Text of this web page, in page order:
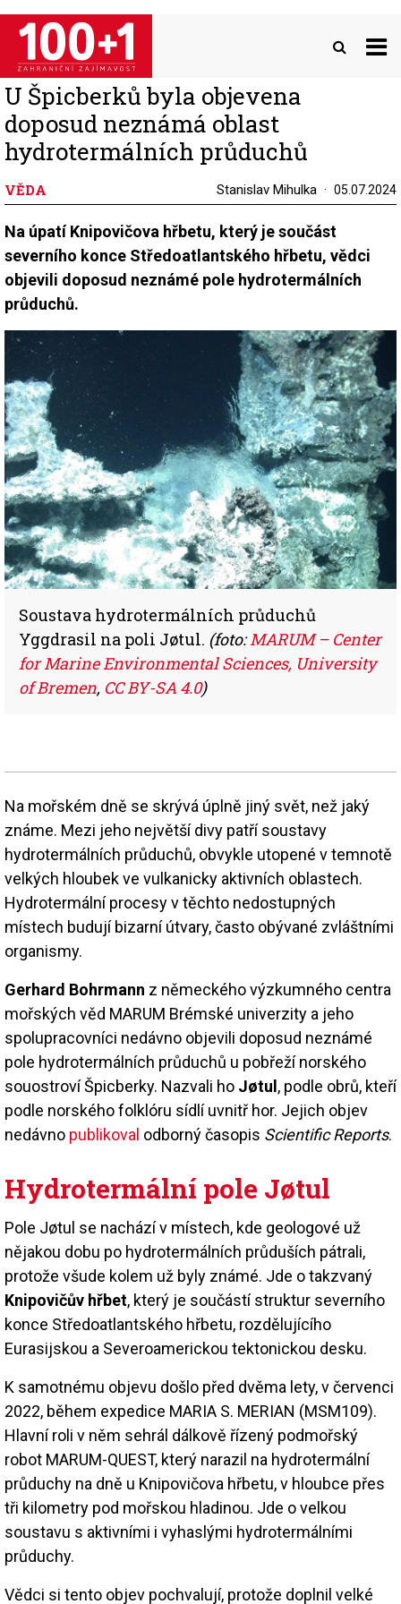
Přejít
hlavnímu
obsahu
U Špicberků byla objevena
doposud neznámá oblast
hydrotermálních průduchů
VĚDA Stanislav Mihulka 05.07.2024
Na úpatí Knipovičova hřbetu, který je součást
severního konce Středoatlantského hřbetu, vědci
objevili doposud neznámé pole hydrotermálních
průduchů.
Soustava hydrotermálních průduchů
Yggdrasil na poli Jøtul. (foto:MARUM – Center
for Marine Environmental Sciences, University
of Bremen, CC BY-SA 4.0)
Na mořském dně se skrývá úplně jiný svět, než jaký
známe. Mezi jeho největší divy patří soustavy
hydrotermálních průduchů, obvykle utopené v temnotě
velkých hloubek ve vulkanicky aktivních oblastech.
Hydrotermální procesy v těchto nedostupných
místech budují bizarní útvary, často obývané zvláštními
organismy.
Gerhard Bohrmann z německého výzkumného centra
mořských věd MARUM Brémské univerzity a jeho
spolupracovníci nedávno objevili doposud neznámé
pole hydrotermálních průduchů u pobřeží norského
souostroví Špicberky. Nazvali ho Jøtul, podle obrů, kteří
podle norského folklóru sídlí uvnitř hor. Jejich objev
nedávno publikoval odborný časopis Scientific Reports.
Hydrotermální pole Jøtul
Pole Jøtul se nachází v místech, kde geologové už
nějakou dobu po hydrotermálních průduších pátrali,
protože všude kolem už byly známé. Jde o takzvaný
Knipovičův hřbet, který je součástí struktur severního
konce Středoatlantského hřbetu, rozdělujícího
Eurasijskou a Severoamerickou tektonickou desku.
K samotnému objevu došlo před dvěma lety, v červenci
2022, během expedice MARIA S. MERIAN (MSM109).
Hlavní roli v něm sehrál dálkově řízený podmořský
robot MARUM-QUEST, který narazil na hydrotermální
průduchy na dně u Knipovičova hřbetu, v hloubce přes
tři kilometry pod mořskou hladinou. Jde o velkou
soustavu s aktivními i vyhaslými hydrotermálními
průduchy.
Vědci si tento objev pochvalují, protože doplnil velké